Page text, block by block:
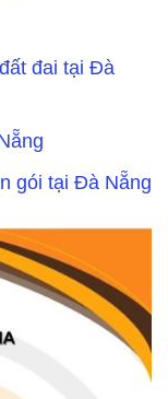
đai tại Đà
gói tại Đà Nẵng